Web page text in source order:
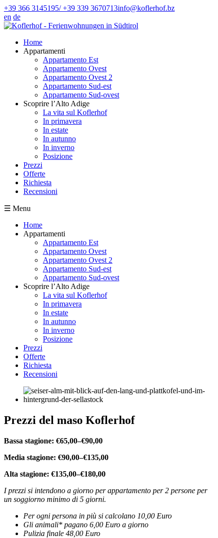
+39 366 3145195/ +39 339 3670713info@koflerhof.bz
en de
Home
Appartamenti
Appartamento Est
Appartamento Ovest
Appartamento Ovest 2
Appartamento Sud-est
Appartamento Sud-ovest
Scoprire l’Alto Adige
La vita sul Koflerhof
In primavera
In estate
In autunno
In inverno
Posizione
Prezzi
Offerte
Richiesta
Recensioni
☰ Menu
Home
Appartamenti
Appartamento Est
Appartamento Ovest
Appartamento Ovest 2
Appartamento Sud-est
Appartamento Sud-ovest
Scoprire l’Alto Adige
La vita sul Koflerhof
In primavera
In estate
In autunno
In inverno
Posizione
Prezzi
Offerte
Richiesta
Recensioni
Prezzi del maso Koflerhof
Bassa stagione: €65,00–€90,00
Media stagione: €90,00–€135,00
Alta stagione: €135,00–€180,00
I prezzi si intendono a giorno per appartamento per 2 persone per
un soggiorno minimo di 5 giorni.
Per ogni persona in più si calcolano 10 ,00 Euro
Gli animali* pagano 6,00 Euro a giorno
Pulizia finale 48,00 Euro